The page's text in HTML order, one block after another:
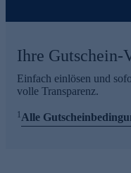
Ihre
Einfach einlösen und
volle Transparenz.
1Alle